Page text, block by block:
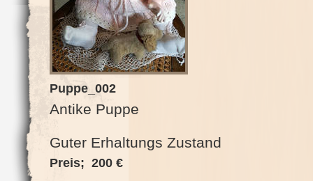
Puppe_002
Antike Puppe
Guter Erhaltungs Zustand
Preis; 200 €